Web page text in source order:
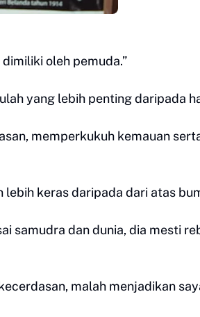
oleh pemuda.”
yang lebih penting daripada
memperkukuh kemauan
lebih keras daripada dari atas
samudra dan dunia, dia mesti
malah menjadikan